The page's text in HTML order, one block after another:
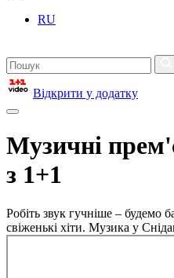
RU
Відкрити у додатку
Музичні
з 1+1
Робіть звук гучніше – будемо
свіженькі хіти. Музика у